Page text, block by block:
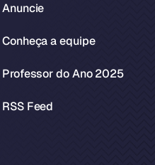
Anuncie
Conheça a equipe
Professor do Ano 2025
RSS Feed